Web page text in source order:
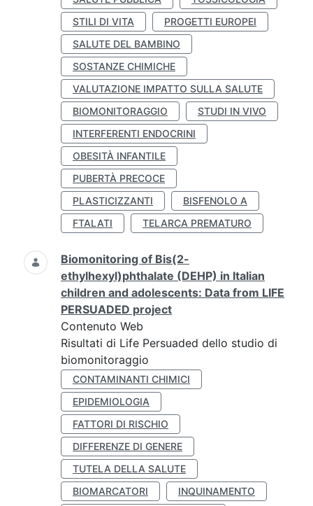
STILI DI VITA
PROGETTI EUROPEI
SALUTE DEL BAMBINO
SOSTANZE CHIMICHE
VALUTAZIONE IMPATTO SULLA SALUTE
BIOMONITORAGGIO
STUDI IN VIVO
INTERFERENTI ENDOCRINI
OBESITÀ INFANTILE
PUBERTÀ PRECOCE
PLASTICIZZANTI
BISFENOLO A
FTALATI
TELARCA PREMATURO
Biomonitoring of Bis(2-
ethylhexyl)phthalate (DEHP) in Italian
children and adolescents: Data from LIFE
PERSUADED project
Contenuto Web
Risultati di Life Persuaded dello studio di
biomonitoraggio
CONTAMINANTI CHIMICI
EPIDEMIOLOGIA
FATTORI DI RISCHIO
DIFFERENZE DI GENERE
TUTELA DELLA SALUTE
BIOMARCATORI
INQUINAMENTO